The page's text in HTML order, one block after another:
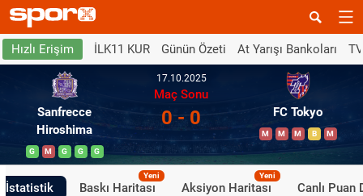
Hızlı Erişim İLK11 KUR Günün Özeti At Yarışı Bankoları
Sanfrecce
Hiroshima
G M G G G
17.10.2025
Maç Sonu
0 - 0 FC Tokyo
M M M B M
İstatistik Baskı Haritası
Yeni
Aksiyon Haritası
Yeni
Canlı Puan